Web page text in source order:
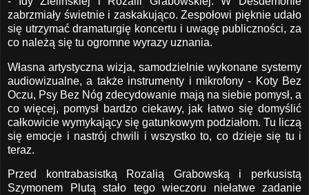
zabrzmiały świetnie i zaskakująco. Zespołowi pięknie udało
się utrzymać dramaturgię koncertu i uwagę publiczności, za
co należą się tu ogromne wyrazy uznania.
Własna artystyczna wizja, samodzielnie wykonane systemy
audiowizualne, a także instrumenty i mikrofony - Koty Bez
Oczu, Psy Bez Nóg zdecydowanie mają na siebie pomysł, a
co więcej, pomysł bardzo ciekawy, jak łatwo się domyślić
całkowicie wymykający się gatunkowym podziałom. Tu liczą
się emocje i nastrój chwili i wszystko to, co dzieje się tu i
teraz.
Przed kontrabasistką Rozalią Grabowską i perkusistą
Szymonem Plutą stało tego wieczoru niełatwe zadanie